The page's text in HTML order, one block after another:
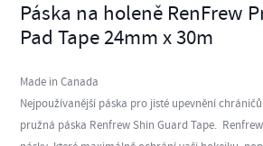
Páska na holeně RenFrew
Pad Tape 24mm x 30m
Made in Canada
Nejpoužívanější páska pro jisté upevnění
pružná páska Renfrew Shin Guard Tape.